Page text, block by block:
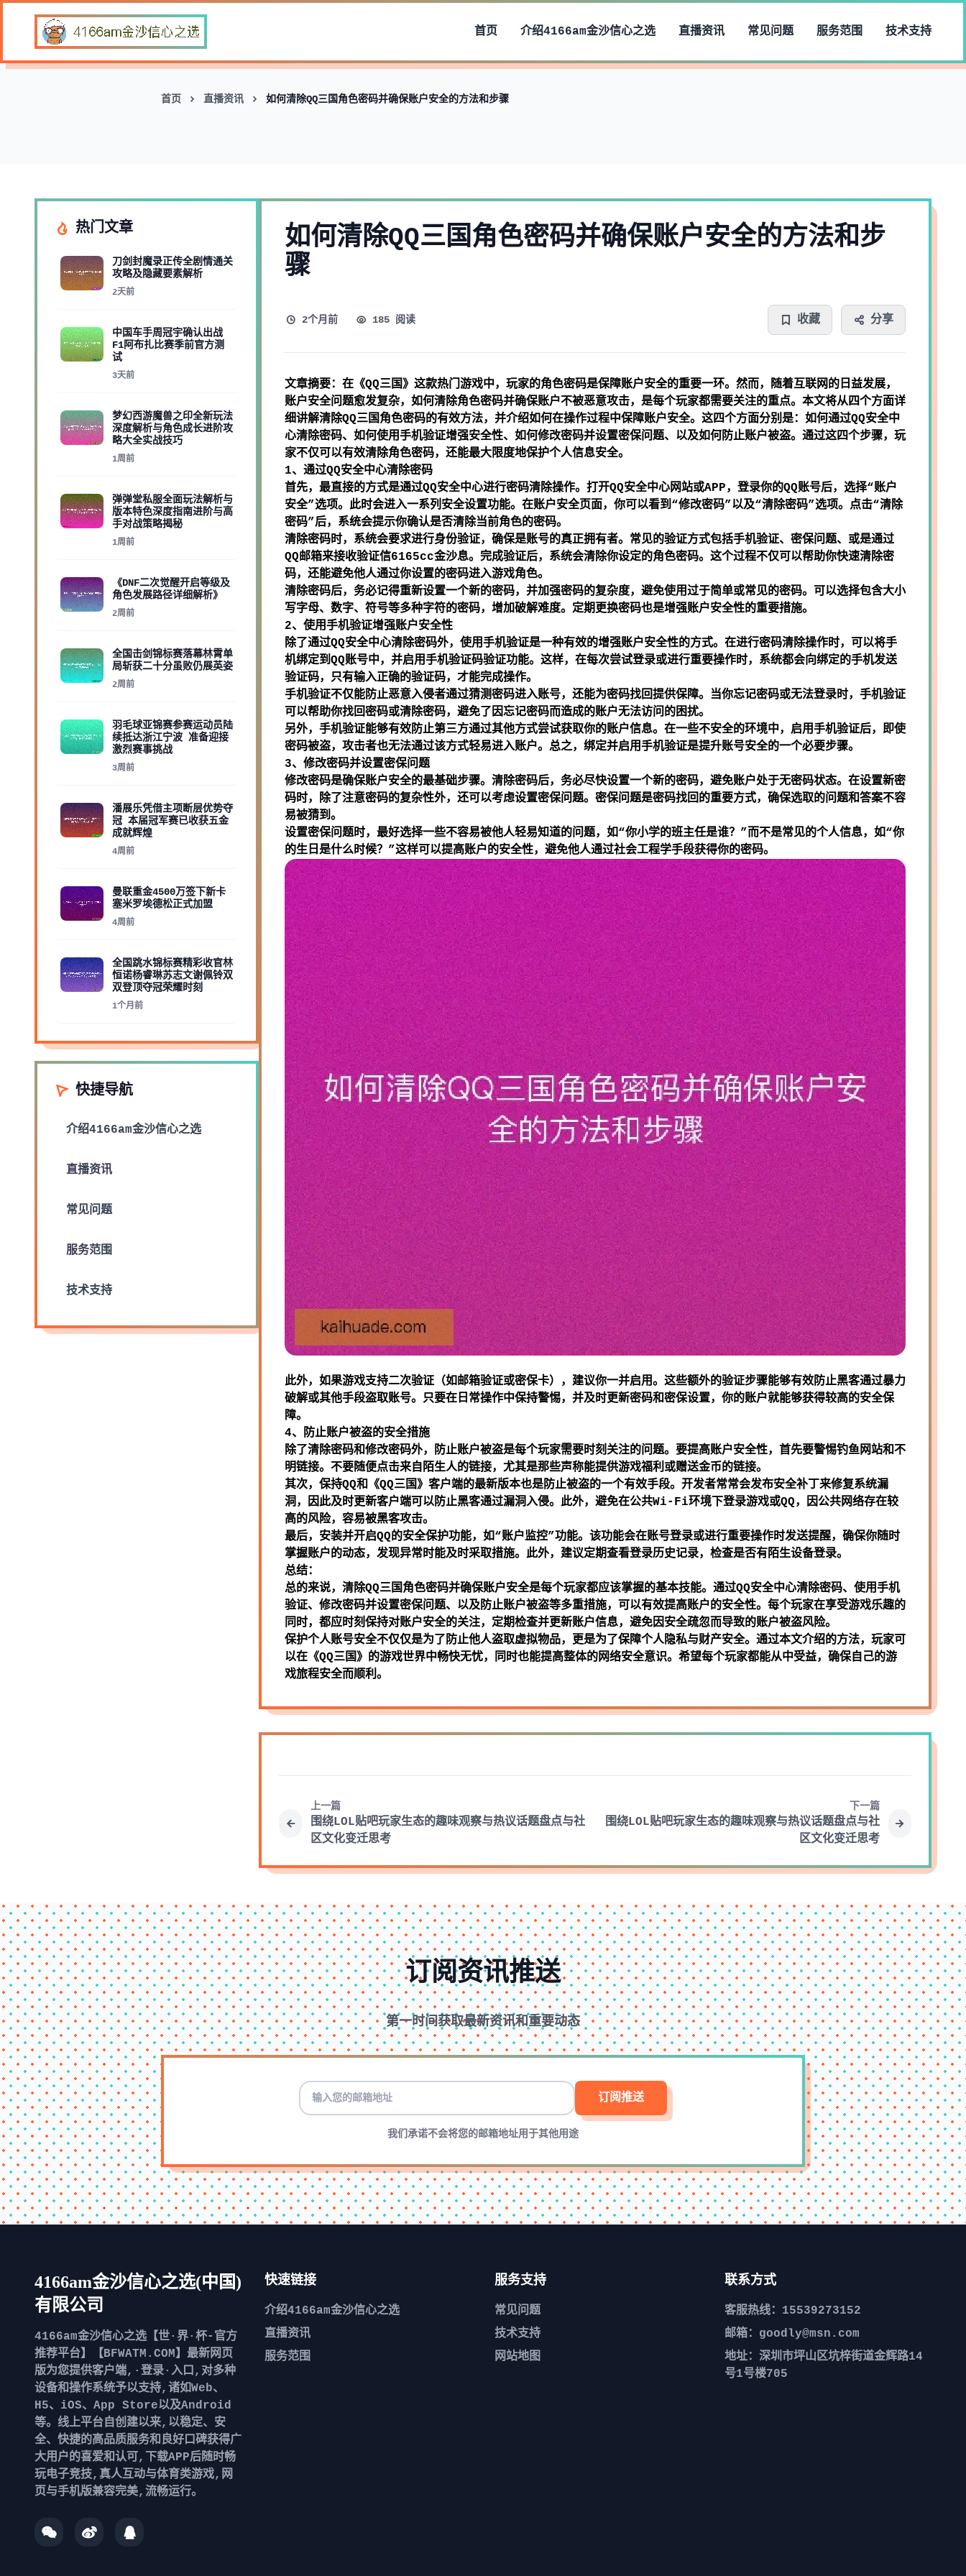
首页 介绍4166am金沙信心之选 直播资讯 常见问题 服务范围 技术支持
首页 直播资讯 如何清除QQ三国角色密码并确保账户安全的方法和步骤
热门文章
刀剑封魔录正传全剧情通关
攻略及隐藏要素解析
2天前
中国车手周冠宇确认出战
F1阿布扎比赛季前官方测
试
3天前
梦幻西游魔兽之印全新玩法
深度解析与角色成长进阶攻
略大全实战技巧
1周前
弹弹堂私服全面玩法解析与
版本特色深度指南进阶与高
手对战策略揭秘
1周前
《DNF二次觉醒开启等级及
角色发展路径详细解析》
2周前
全国击剑锦标赛落幕林霄单
局斩获二十分虽败仍展英姿
2周前
羽毛球亚锦赛参赛运动员陆
续抵达浙江宁波 准备迎接
激烈赛事挑战
3周前
潘展乐凭借主项断层优势夺
冠 本届冠军赛已收获五金
成就辉煌
4周前
曼联重金4500万签下新卡
塞米罗埃德松正式加盟
4周前
全国跳水锦标赛精彩收官林
恒诺杨睿琳苏志文谢佩铃双
双登顶夺冠荣耀时刻
1个月前
快捷导航
介绍4166am金沙信心之选
直播资讯
常见问题
服务范围
技术支持
如何清除QQ三国角色密码并确保账户安全的方法和步
骤
2个月前 185 阅读 收藏 分享
文章摘要：在《QQ三国》这款热门游戏中，玩家的角色密码是保障账户安全的重要一环。然而，随着互联网的日益发展，
账户安全问题愈发复杂，如何清除角色密码并确保账户不被恶意攻击，是每个玩家都需要关注的重点。本文将从四个方面详
细讲解清除QQ三国角色密码的有效方法，并介绍如何在操作过程中保障账户安全。这四个方面分别是：如何通过QQ安全中
心清除密码、如何使用手机验证增强安全性、如何修改密码并设置密保问题、以及如何防止账户被盗。通过这四个步骤，玩
家不仅可以有效清除角色密码，还能最大限度地保护个人信息安全。
1、通过QQ安全中心清除密码
首先，最直接的方式是通过QQ安全中心进行密码清除操作。打开QQ安全中心网站或APP，登录你的QQ账号后，选择“账户
安全”选项。此时会进入一系列安全设置功能。在账户安全页面，你可以看到“修改密码”以及“清除密码”选项。点击“清除
密码”后，系统会提示你确认是否清除当前角色的密码。
清除密码时，系统会要求进行身份验证，确保是账号的真正拥有者。常见的验证方式包括手机验证、密保问题、或是通过
QQ邮箱来接收验证信6165cc金沙息。完成验证后，系统会清除你设定的角色密码。这个过程不仅可以帮助你快速清除密
码，还能避免他人通过你设置的密码进入游戏角色。
清除密码后，务必记得重新设置一个新的密码，并加强密码的复杂度，避免使用过于简单或常见的密码。可以选择包含大小
写字母、数字、符号等多种字符的密码，增加破解难度。定期更换密码也是增强账户安全性的重要措施。
2、使用手机验证增强账户安全性
除了通过QQ安全中心清除密码外，使用手机验证是一种有效的增强账户安全性的方式。在进行密码清除操作时，可以将手
机绑定到QQ账号中，并启用手机验证码验证功能。这样，在每次尝试登录或进行重要操作时，系统都会向绑定的手机发送
验证码，只有输入正确的验证码，才能完成操作。
手机验证不仅能防止恶意入侵者通过猜测密码进入账号，还能为密码找回提供保障。当你忘记密码或无法登录时，手机验证
可以帮助你找回密码或清除密码，避免了因忘记密码而造成的账户无法访问的困扰。
另外，手机验证能够有效防止第三方通过其他方式尝试获取你的账户信息。在一些不安全的环境中，启用手机验证后，即使
密码被盗，攻击者也无法通过该方式轻易进入账户。总之，绑定并启用手机验证是提升账号安全的一个必要步骤。
3、修改密码并设置密保问题
修改密码是确保账户安全的最基础步骤。清除密码后，务必尽快设置一个新的密码，避免账户处于无密码状态。在设置新密
码时，除了注意密码的复杂性外，还可以考虑设置密保问题。密保问题是密码找回的重要方式，确保选取的问题和答案不容
易被猜到。
设置密保问题时，最好选择一些不容易被他人轻易知道的问题，如“你小学的班主任是谁？”而不是常见的个人信息，如“你
的生日是什么时候？”这样可以提高账户的安全性，避免他人通过社会工程学手段获得你的密码。
此外，如果游戏支持二次验证（如邮箱验证或密保卡），建议你一并启用。这些额外的验证步骤能够有效防止黑客通过暴力
破解或其他手段盗取账号。只要在日常操作中保持警惕，并及时更新密码和密保设置，你的账户就能够获得较高的安全保
障。
4、防止账户被盗的安全措施
除了清除密码和修改密码外，防止账户被盗是每个玩家需要时刻关注的问题。要提高账户安全性，首先要警惕钓鱼网站和不
明链接。不要随便点击来自陌生人的链接，尤其是那些声称能提供游戏福利或赠送金币的链接。
其次，保持QQ和《QQ三国》客户端的最新版本也是防止被盗的一个有效手段。开发者常常会发布安全补丁来修复系统漏
洞，因此及时更新客户端可以防止黑客通过漏洞入侵。此外，避免在公共Wi-Fi环境下登录游戏或QQ，因公共网络存在较
高的风险，容易被黑客攻击。
最后，安装并开启QQ的安全保护功能，如“账户监控”功能。该功能会在账号登录或进行重要操作时发送提醒，确保你随时
掌握账户的动态，发现异常时能及时采取措施。此外，建议定期查看登录历史记录，检查是否有陌生设备登录。
总结：
总的来说，清除QQ三国角色密码并确保账户安全是每个玩家都应该掌握的基本技能。通过QQ安全中心清除密码、使用手机
验证、修改密码并设置密保问题、以及防止账户被盗等多重措施，可以有效提高账户的安全性。每个玩家在享受游戏乐趣的
同时，都应时刻保持对账户安全的关注，定期检查并更新账户信息，避免因安全疏忽而导致的账户被盗风险。
保护个人账号安全不仅仅是为了防止他人盗取虚拟物品，更是为了保障个人隐私与财产安全。通过本文介绍的方法，玩家可
以在《QQ三国》的游戏世界中畅快无忧，同时也能提高整体的网络安全意识。希望每个玩家都能从中受益，确保自己的游
戏旅程安全而顺利。
上一篇
围绕LOL贴吧玩家生态的趣味观察与热议话题盘点与社
区文化变迁思考
下一篇
围绕LOL贴吧玩家生态的趣味观察与热议话题盘点与社
区文化变迁思考
订阅资讯推送
第一时间获取最新资讯和重要动态
订阅推送
我们承诺不会将您的邮箱地址用于其他用途
4166am金沙信心之选(中国)
有限公司
4166am金沙信心之选【世·界·杯-官方
推荐平台】【BFWATM.COM】最新网页
版为您提供客户端,·登录·入口,对多种
设备和操作系统予以支持,诸如Web、
H5、iOS、App Store以及Android
等。线上平台自创建以来,以稳定、安
全、快捷的高品质服务和良好口碑获得广
大用户的喜爱和认可,下载APP后随时畅
玩电子竞技,真人互动与体育类游戏,网
页与手机版兼容完美,流畅运行。
快速链接
介绍4166am金沙信心之选
直播资讯
服务范围
服务支持
常见问题
技术支持
网站地图
联系方式
客服热线：15539273152
邮箱：goodly@msn.com
地址：深圳市坪山区坑梓街道金辉路14
号1号楼705